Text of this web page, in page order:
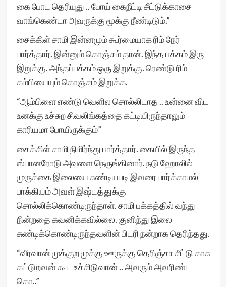
கை போட தெரியுது .. போய் கைநீட்டி சீட்டுக்காசை
வாங்கெண்டா அவருக்கு மூக்கு நீண்டிடும்.”
சைக்கிள் சாமி இன்னமும் கூர்மையாக ரிம் நேர்
பார்த்தார். இன்னும் கொஞ்சம் தான். இந்த பக்கம் இரு
இறுக்கு. அந்தப்பக்கம் ஒரு இறுக்கு. ரெண்டு ரிம்
கம்பியையும் கொஞ்சம் இறுக்க.
“ஆம்பிளை எண்டு வெளில சொல்லிடாத .. உன்னை விட
உனக்கு உச்சுற சிவலிங்கத்தை கட்டியிருந்தாலும்
காரியமா போயிருக்கும்”
சைக்கிள் சாமி நிமிர்ந்து பார்த்தார். கையில் இருந்த
ஸ்பானரோடு அவளை நெருங்கினார். நடு ஹோலில்
முருக்கை இலையை சுண்டியபடி இவரை பார்க்காமல்
பாக்கியம் அவள் இஷ்டத்துக்கு
சொல்லிக்கொண்டிருந்தாள். சாமி பக்கத்தில் வந்து
நின்றதை கவனிக்கவில்லை. குனிந்து இலை
சுண்டிக்கொண்டிருந்தவளின் பிடரி நன்றாக தெரிந்தது.
“வீரவான் முக்குற முக்கு ஊருக்கு தெரிஞ்சா சீட்டு காசு
கட்டுறவன் கூட உச்சிடுவான் .. அவரும் அவரிண்ட
கொ..”